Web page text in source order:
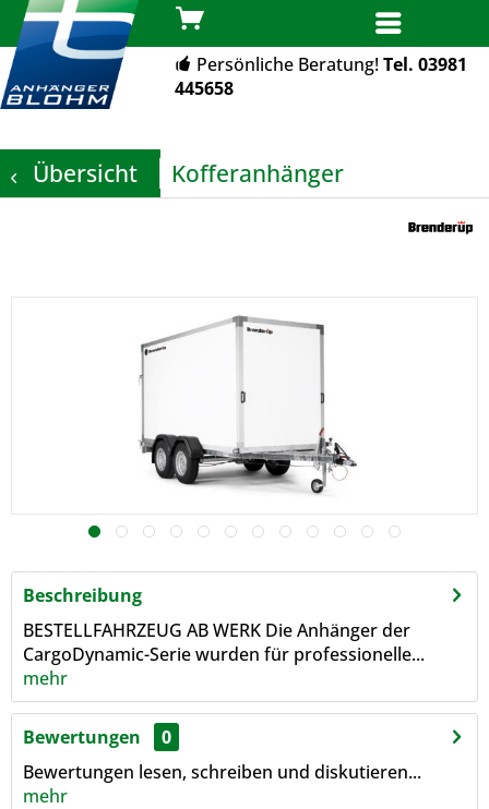
Persönliche Beratung!Tel. 03981
445658
Übersicht Kofferanhänger
Beschreibung
BESTELLFAHRZEUG AB WERK Die Anhänger der
CargoDynamic-Serie wurden für professionelle...
mehr
Bewertungen
0
Bewertungen lesen, schreiben und diskutieren...
mehr